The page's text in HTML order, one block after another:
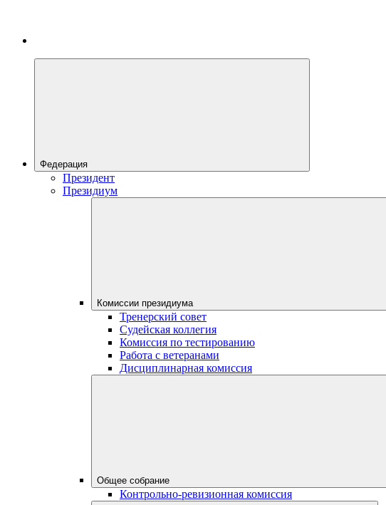
Федерация
Президент
Президиум
Комиссии президиума
Тренерский совет
Судейская коллегия
Комиссия по тестированию
Работа с ветеранами
Дисциплинарная комиссия
Общее собрание
Контрольно-ревизионная комиссия